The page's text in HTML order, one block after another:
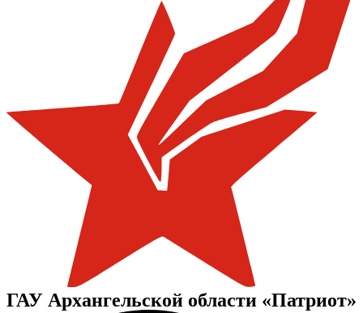
ГАУ Архангельской области «Патриот»